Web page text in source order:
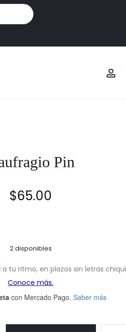
Pin
$65.00
2 disponibles
con Mercado Pago. Saber más